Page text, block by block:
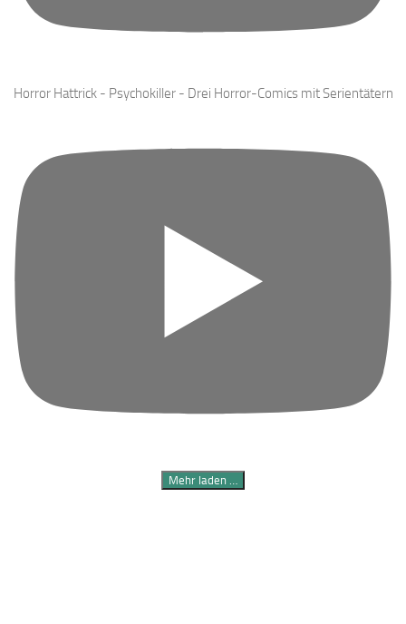
Horror Hattrick - Psychokiller - Drei Horror-Comics mit Serientätern
Mehr laden …